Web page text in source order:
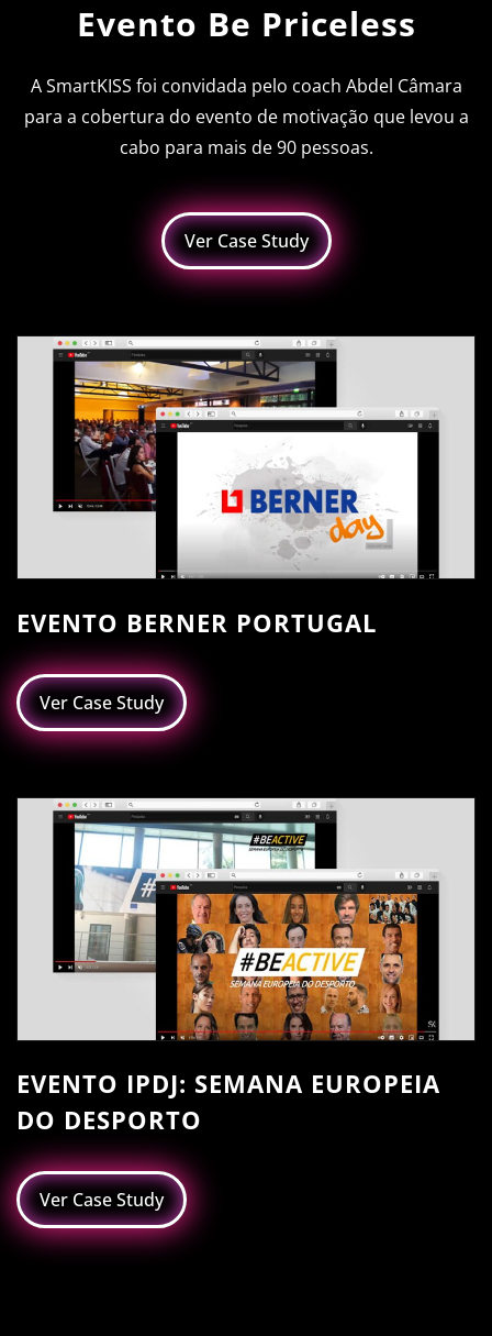
Evento Be Priceless
A SmartKISS foi convidada pelo coach Abdel Câmara
para a cobertura do evento de motivação que levou a
cabo para mais de 90 pessoas.
Ver Case Study
EVENTO BERNER PORTUGAL
Ver Case Study
EVENTO IPDJ: SEMANA EUROPEIA
DO DESPORTO
Ver Case Study